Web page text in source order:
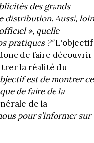
des grands
distribution. Aussi, loin
», quelle
pratiques ?"L'objectif
de faire découvrir
la réalité du
est de montrer ce
de faire de la
de la
pour s’informer sur